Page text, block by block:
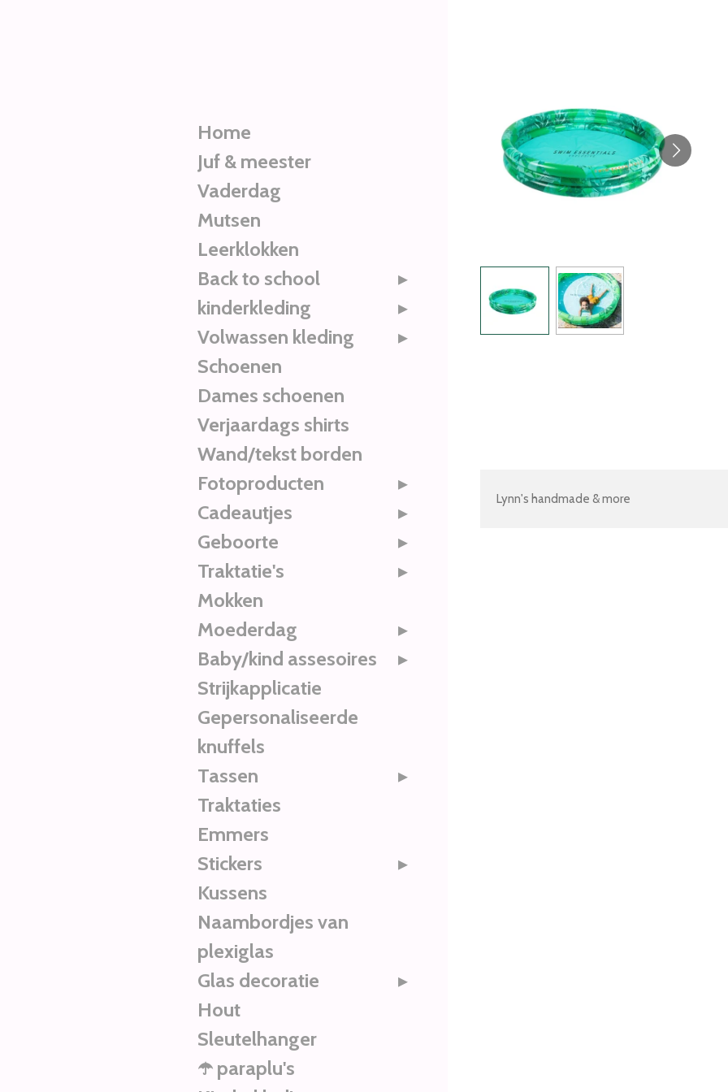
Lynn's handmade & more
Home
Juf & meester
Vaderdag
Mutsen
Leerklokken
Back to school
kinderkleding
Volwassen kleding
Schoenen
Dames schoenen
Verjaardags shirts
Wand/tekst borden
Fotoproducten
Cadeautjes
Geboorte
Traktatie's
Mokken
Moederdag
Baby/kind assesoires
Strijkapplicatie
Gepersonaliseerde
knuffels
Tassen
Traktaties
Emmers
Stickers
Kussens
Naambordjes van
plexiglas
Glas decoratie
Hout
Sleutelhanger
☂️ paraplu's